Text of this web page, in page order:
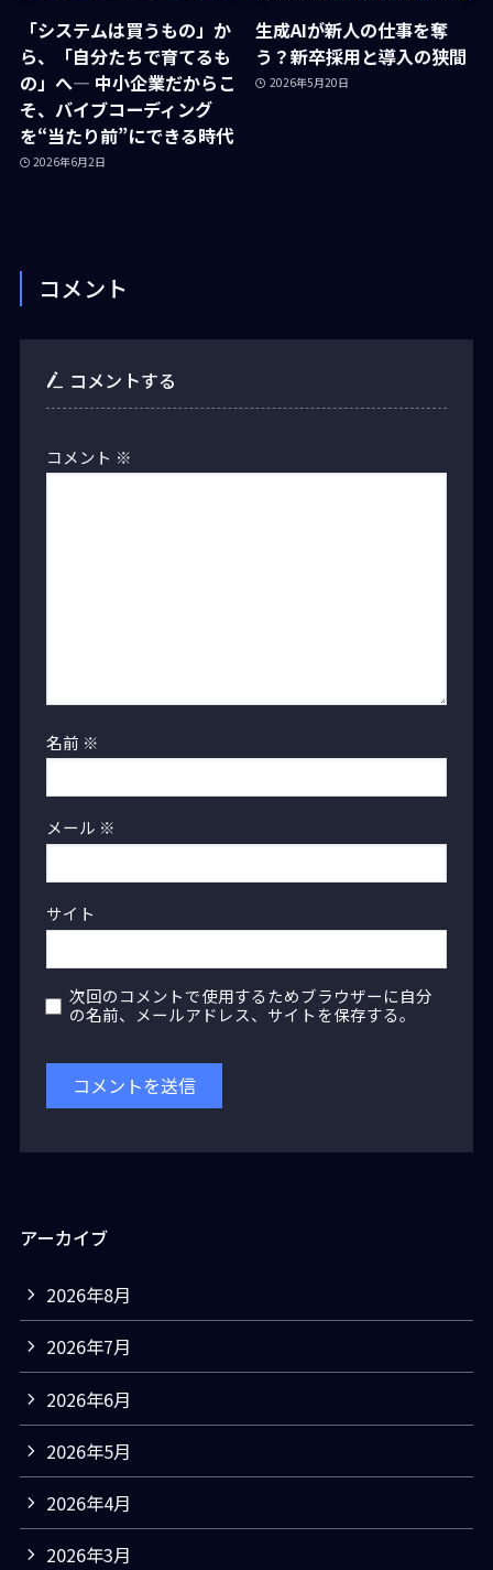
「システムは買うもの」か
ら、「自分たちで育てるも
の」へ― 中小企業だからこ
そ、バイブコーディング
を“当たり前”にできる時代
2026年6月2日
生成AIが新人の仕事を奪
う？新卒採用と導入の狭間
2026年5月20日
コメント
コメントする
コメント ※
名前 ※
メール ※
サイト
次回のコメントで使用するためブラウザーに自分
の名前、メールアドレス、サイトを保存する。
アーカイブ
2026年8月
2026年7月
2026年6月
2026年5月
2026年4月
2026年3月